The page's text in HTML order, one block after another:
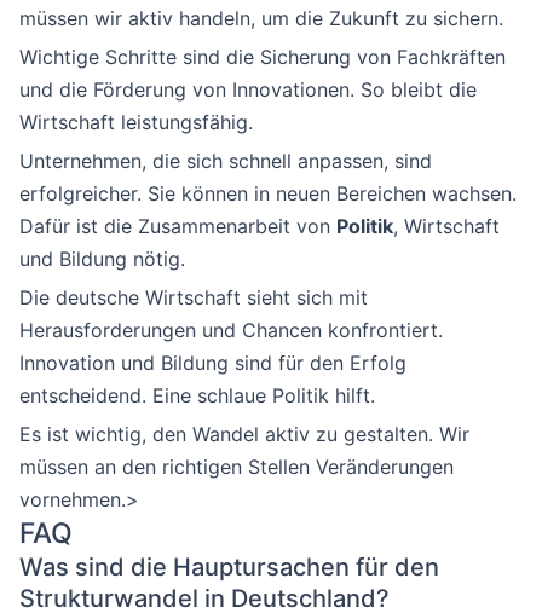
müssen wir aktiv handeln, um die Zukunft zu sichern.
Wichtige Schritte sind die Sicherung von Fachkräften
und die Förderung von Innovationen. So bleibt die
Wirtschaft leistungsfähig.
Unternehmen, die sich schnell anpassen, sind
erfolgreicher. Sie können in neuen Bereichen wachsen.
Dafür ist die Zusammenarbeit von Politik, Wirtschaft
und Bildung nötig.
Die deutsche Wirtschaft sieht sich mit
Herausforderungen und Chancen konfrontiert.
Innovation und Bildung sind für den Erfolg
entscheidend. Eine schlaue Politik hilft.
Es ist wichtig, den Wandel aktiv zu gestalten. Wir
müssen an den richtigen Stellen Veränderungen
vornehmen.>
FAQ
Was sind die Hauptursachen für den
Strukturwandel in Deutschland?